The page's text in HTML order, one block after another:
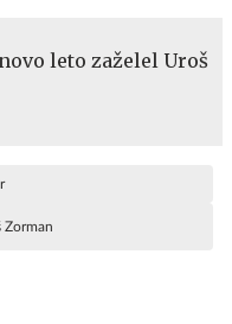
leto zaželel Uroš
Zorman